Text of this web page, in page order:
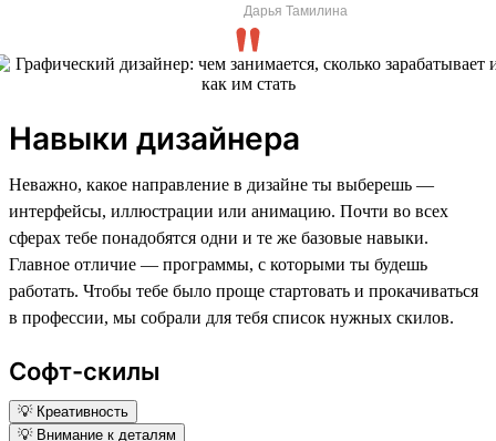
Дарья Тамилина
Навыки дизайнера
Неважно, какое направление в дизайне ты выберешь —
интерфейсы, иллюстрации или анимацию. Почти во всех
сферах тебе понадобятся одни и те же базовые навыки.
Главное отличие — программы, с которыми ты будешь
работать. Чтобы тебе было проще стартовать и прокачиваться
в профессии, мы собрали для тебя список нужных скилов.
Софт-скилы
💡 Креативность
💡 Внимание к деталям